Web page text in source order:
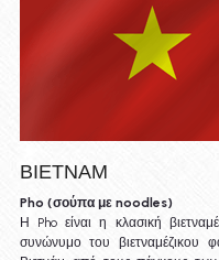
ΒΙΕΤΝΑΜ
Pho (σούπα με noodles)
Η Pho είναι η κλασική
συνώνυμο του βιετναμέζικου